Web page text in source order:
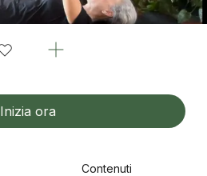
Inizia ora
Contenuti